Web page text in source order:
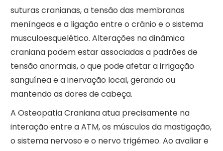
suturas cranianas, a tensão das membranas
meníngeas e a ligação entre o crânio e o sistema
musculoesquelético. Alterações na dinâmica
craniana podem estar associadas a padrões de
tensão anormais, o que pode afetar a irrigação
sanguínea e a inervação local, gerando ou
mantendo as dores de cabeça.
A Osteopatia Craniana atua precisamente na
interação entre a ATM, os músculos da mastigação,
o sistema nervoso e o nervo trigémeo. Ao avaliar e